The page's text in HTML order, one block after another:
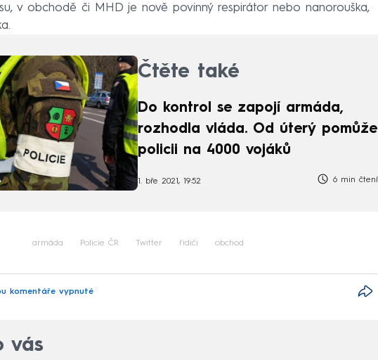
v obchodě či MHD je nově povinný respirátor nebo nanorouška,
Čtěte také
Do kontrol se zapojí armáda,
rozhodla vláda. Od úterý pomůže
policii na 4000 vojáků
1. bře 2021, 19:52 6 min čtení
armáda Policie ČR Twitter řidiči obchod
komentáře vypnuté
vás